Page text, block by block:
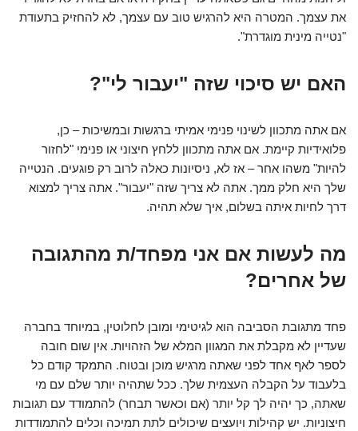
את עצמך. המטרה היא להרגיש טוב עם עצמך, לא להחזיק בתעודת
"נטייה מינית מוגדרת".
האם יש סיכוי שזה "יעבור לי"?
אם אתה מתכוון לשינוי פנימי אמיתי ברגשות ובמשיכות – כן,
פלואידיות קיימת. אם אתה מתכוון ללחץ חיצוני או פנימי "לחזור
להיות" משהו אחר – אז לא, ניסיונות כאלה לרוב רק פוגעים. הנטייה
שלך היא חלק ממך. אתה לא צריך שזה "יעבור". אתה צריך למצוא
דרך לחיות איתה בשלום, איך שלא תהיה.
מה לעשות אם אני מפחד/ת מהתגובה
של אחרים?
פחד מתגובת הסביבה הוא לגיטימי ומובן לחלוטין, במיוחד בחברה
שעדיין לא מקבלת את המגוון המלא של הזהויות. אין שום חובה
לספר לאף אחד לפני שאתה מרגיש מוכן ובטוח. התמקד קודם כל
בלעבוד על הקבלה העצמית שלך. ככל שתהיה יותר שלם עם מי
שאתה, כך יהיה לך קל יותר (אם וכאשר תבחר) להתמודד עם תגובות
חיצוניות. יש קהילות ויועצים שיכולים לתת תמיכה וכלים להתמודדות